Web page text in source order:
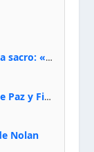
José Ricardo González del Alba, artista sacro: «Yo oro, hablo con Dios, le pido al Espíritu Santo su inspiración y siempre pinto rezando el rosario para que sea Él quien actúe a través de mis manos»
Santa Mama Antula (María Antonia de Paz y Figueroa)
Nolan